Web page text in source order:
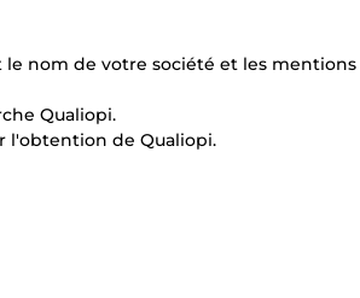
nom de votre société et les mentions
Qualiopi.
l'obtention de Qualiopi.